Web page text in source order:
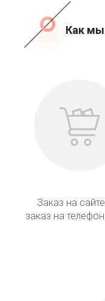
Как
Заказ на
заказ на